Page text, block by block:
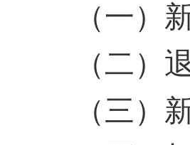
（一）
（二）
（三）